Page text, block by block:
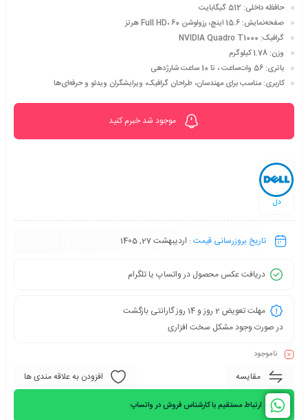
حافظه داخلی: 512 گیگابایت
صفحه‌نمایش: 15.6 اینچ، رزولوشن Full HD، 60 هرتز
گرافیک: NVIDIA Quadro T1000
وزن: 1.78 کیلوگرم
باتری: 56 وات‌ساعت ، تا 10 ساعت شارژدهی
کاربری: مناسب برای مهندسان، طراحان گرافیک، ویرایشگران ویدئو و حرفه‌ای‌ها
موجود شد خبرم کنید
دل
تاریخ بروزرسانی قیمت : اردیبهشت 27, 1405
دریافت عکس محصول در واتساپ یا تلگرام
مهلت تعویض 2 روز و 14 روز گارانتی بازگشت
در صورت وجود مشکل سخت افزاری
ناموجود
مقایسه افزودن به علاقه مندی ها
ارتباط مستقیم با کارشناس فروش در واتساپ